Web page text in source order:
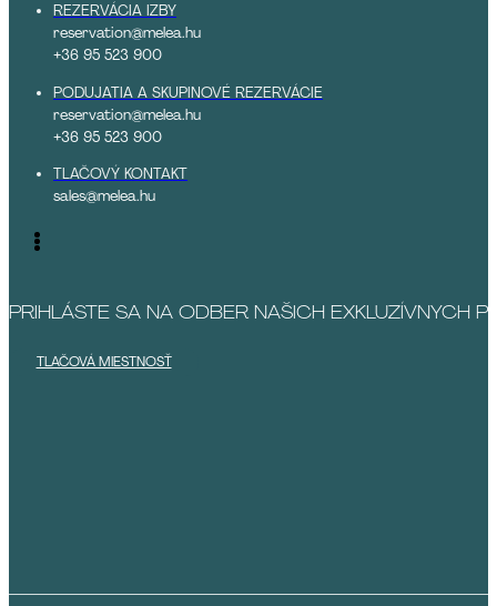
REZERVÁCIA IZBY
reservation@melea.hu
+36 95 523 900
PODUJATIA A SKUPINOVÉ REZERVÁCIE
reservation@melea.hu
+36 95 523 900
TLAČOVÝ KONTAKT
sales@melea.hu
PRIHLÁSTE SA NA ODBER NAŠICH EXKLUZÍVNYCH
TLAČOVÁ MIESTNOSŤ